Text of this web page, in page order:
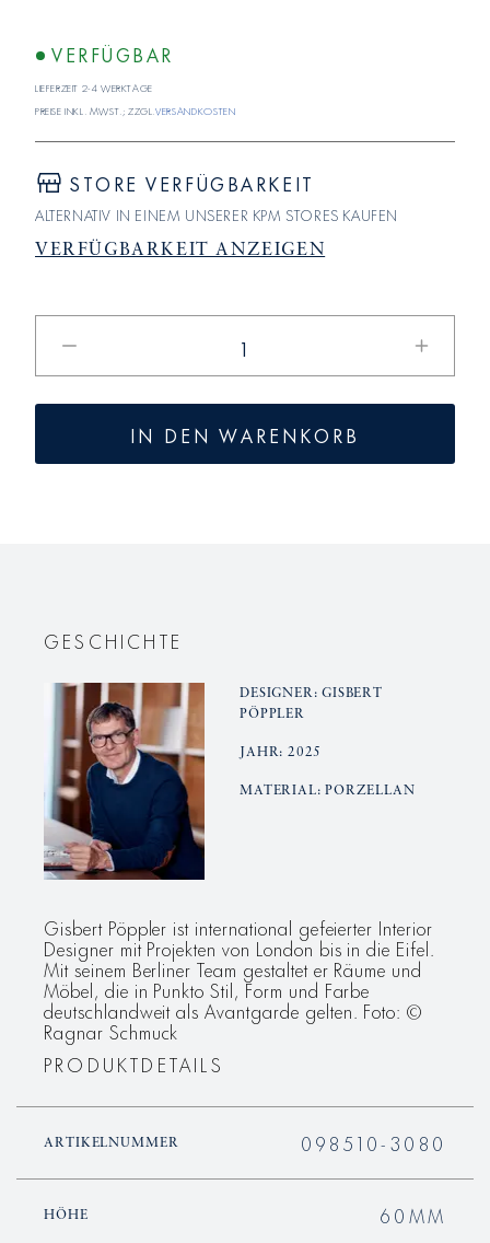
Espressotasse.Ursprünglich im Jahr 1930 als reine
Designstudie entworfen, verkörperte die
Flugzeugtasse den Geist der Neuen Sachlic
VERFÜGBAR
Lieferzeit 2-4 Werktage
Preise inkl. MwSt.; zzgl. Versandkosten
STORE VERFÜGBARKEIT
ALTERNATIV IN EINEM UNSERER KPM STORES KAUFEN
VERFÜGBARKEIT ANZEIGEN
KPM+
Erhöhe
die
KPM+
IN DEN WARENKORB
GESCHICHTE
DESIGNER: GISBERT
PÖPPLER
JAHR: 2025
MATERIAL: PORZELLAN
Gisbert Pöppler ist international gefeierter Interior
Designer mit Projekten von London bis in die Eifel.
Mit seinem Berliner Team gestaltet er Räume und
Möbel, die in Punkto Stil, Form und Farbe
deutschlandweit als Avantgarde gelten. Foto: ©
Ragnar Schmuck
PRODUKTDETAILS
ARTIKELNUMMER 098510-3080
HÖHE 60MM